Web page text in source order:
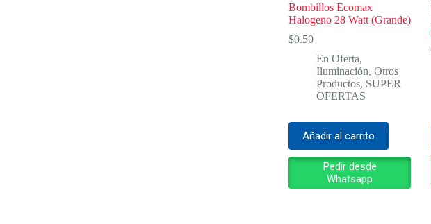
Bombillos Ecomax
Halogeno 28 Watt (Grande)
$0.50
En Oferta,
Iluminación, Otros
Productos, SUPER
OFERTAS
Añadir al carrito
Pedir desde
Whatsapp